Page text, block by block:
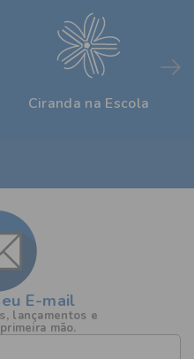
E-mail
lançamentos e
mão.